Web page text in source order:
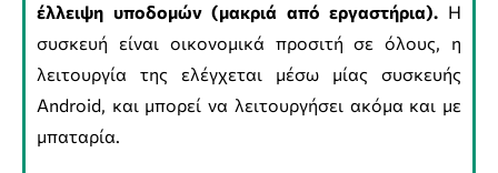
έλλειψη υποδομών (μακριά από εργαστήρια). Η
συσκευή είναι οικονομικά προσιτή σε όλους, η
λειτουργία της ελέγχεται μέσω μίας συσκευής
Android, και μπορεί να λειτουργήσει ακόμα και με
μπαταρία.